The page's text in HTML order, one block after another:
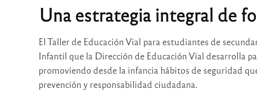
Una estrategia integral de
El Taller de Educación Vial para estudiantes de
Infantil que la Dirección de Educación Vial desarrolla
promoviendo desde la infancia hábitos de seguridad
prevención y responsabilidad ciudadana.